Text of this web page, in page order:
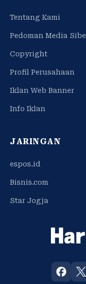
Tentang Kami
Pedoman Media
Copyright
Profil Perusahaan
Iklan Web Banner
Info Iklan
JARINGAN
espos.id
Bisnis.com
Star Jogja